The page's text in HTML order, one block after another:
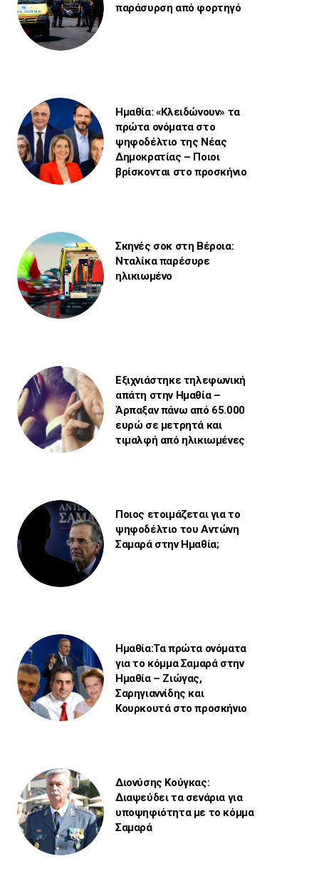
παράσυρση από φορτηγό
Ημαθία: «Κλειδώνουν» τα
πρώτα ονόματα στο
ψηφοδέλτιο της Νέας
Δημοκρατίας – Ποιοι
βρίσκονται στο προσκήνιο
Σκηνές σοκ στη Βέροια:
Νταλίκα παρέσυρε
ηλικιωμένο
Εξιχνιάστηκε τηλεφωνική
απάτη στην Ημαθία –
Άρπαξαν πάνω από 65.000
ευρώ σε μετρητά και
τιμαλφή από ηλικιωμένες
Ποιος ετοιμάζεται για το
ψηφοδέλτιο του Αντώνη
Σαμαρά στην Ημαθία;
Ημαθία:Τα πρώτα ονόματα
για το κόμμα Σαμαρά στην
Ημαθία – Ζιώγας,
Σαρηγιαννίδης και
Κουρκουτά στο προσκήνιο
Διονύσης Κούγκας:
Διαψεύδει τα σενάρια για
υποψηφιότητα με το κόμμα
Σαμαρά